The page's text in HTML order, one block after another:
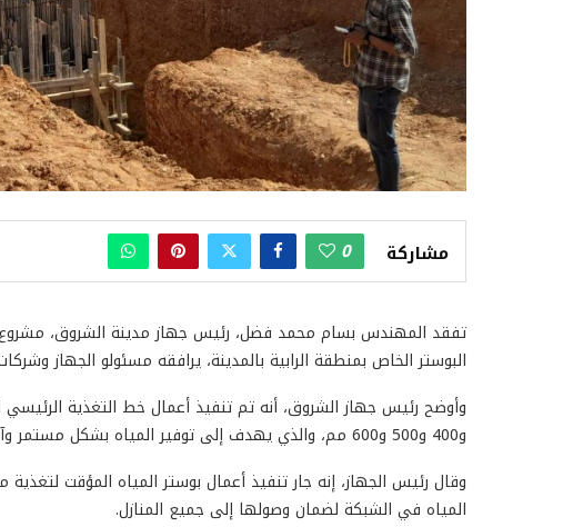
مشاركة 0
تفقد المهندس بسام محمد فضل، رئيس جهاز مدينة الشروق، مشروع
البوستر الخاص بمنطقة الرابية بالمدينة، يرافقه مسئولو الجهاز
و400 و500 و600 مم، والذي يهدف إلى توفير المياه بشكل مستمر وآمن للسكان، حيث يبلغ طول الخط ٣٥٠٠ متر.
وقال رئيس الجهاز، إنه جار تنفيذ أعمال بوستر المياه المؤقت
المياه في الشبكة لضمان وصولها إلى جميع المنازل.